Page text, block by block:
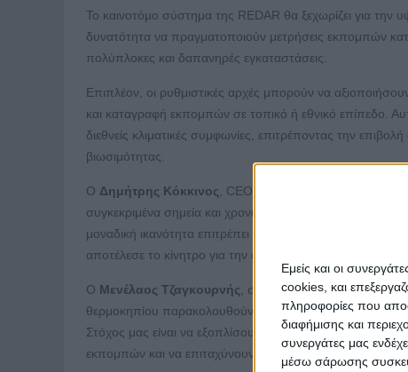
Εμείς και οι
cookies, και
πληροφορίες που
διαφήμισης και
συνεργάτες μας
μέσω σάρωσης
Το καινοτόμο σύστημα της REDAR θα ξεχωρίζει για την
δυνατότητα να πραγματοποιούν μετρήσεις εκπομπών
πολύπλοκες και δαπανηρές εγκαταστάσεις.
Επιπλέον, οι ρυθμιστικές αρχές μπορούν να
και καταγραφή εκπομπών σε τοπικό ή εθνικό επίπεδο.
διεθνείς κλιματικές συμφωνίες, επιτρέποντας την
βιωσιμότητας.
Ο Δημήτρης Κόκκινος, CEO της REDAR, τόνισε ότι
συγκεκριμένα σημεία και χρονικές στιγμές,
μοναδική ικανότητα επιτρέπει την αξιόπιστη σύγκριση
αποτέλεσε το κίνητρο για την ένταξη της REDAR στο
Ο Μενέλαος Τζαγκουρνής, συνιδρυτής της REDAR,
θερμοκηπίου παρακολουθούνται συστηματικά,
Στόχος μας είναι να εξοπλίσουμε τις βιομηχανίες με τα
εκπομπών και να επιταχύνουν τη μετάβαση σε μια πιο